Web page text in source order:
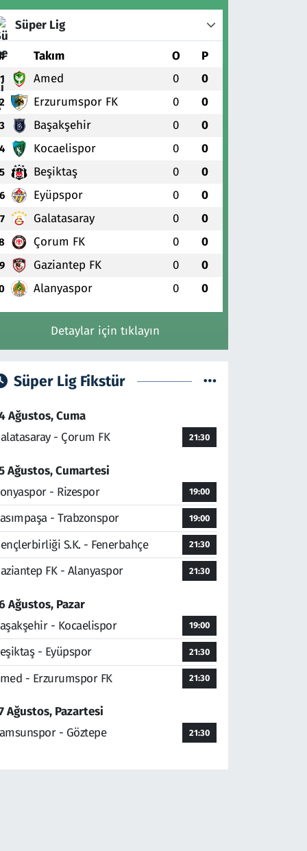
Süper Lig
Takım O P
1 Amed 0 0
2 Erzurumspor FK 0 0
3 Başakşehir 0 0
4 Kocaelispor 0 0
5 Beşiktaş 0 0
6 Eyüpspor 0 0
7 Galatasaray 0 0
Çorum FK 0 0
9 Gaziantep FK 0 0
Alanyaspor 0 0
Detaylar için tıklayın
Süper Lig Fikstür
Ağustos, Cuma
- Çorum FK
21:30
Ağustos, Cumartesi
- Rizespor
19:00
- Trabzonspor 19:00
S.K. - Fenerbahçe 21:30
FK - Alanyaspor 21:30
Ağustos, Pazar
- Kocaelispor
19:00
- Eyüpspor 21:30
- Erzurumspor FK 21:30
Ağustos, Pazartesi
- Göztepe
21:30